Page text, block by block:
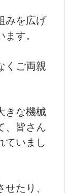
みを広げ
す。
くご両親
きな機械
、皆さん
ていまし
たり、